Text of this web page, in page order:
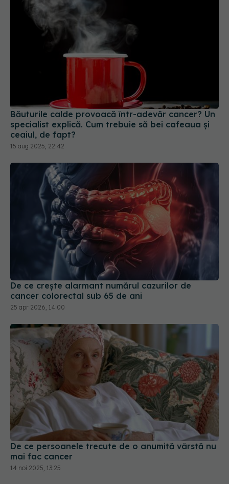
Băuturile calde provoacă într-adevăr cancer? Un
specialist explică. Cum trebuie să bei cafeaua și
ceaiul, de fapt?
15 aug 2025, 22:42
De ce crește alarmant numărul cazurilor de
cancer colorectal sub 65 de ani
25 apr 2026, 14:00
De ce persoanele trecute de o anumită vârstă nu
mai fac cancer
14 noi 2025, 13:25